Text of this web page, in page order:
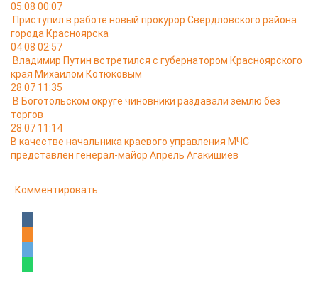
05.08 00:07
Приступил в работе новый прокурор Свердловского района
города Красноярска
04.08 02:57
Владимир Путин встретился с губернатором Красноярского
края Михаилом Котюковым
28.07 11:35
В Боготольском округе чиновники раздавали землю без
торгов
28.07 11:14
В качестве начальника краевого управления МЧС
представлен генерал-майор Апрель Агакишиев
Комментировать